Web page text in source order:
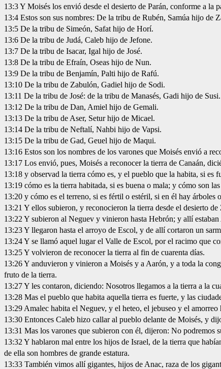
13:3 Y Moisés los envió desde el desierto de Parán, conforme a la
13:4 Estos son sus nombres: De la tribu de Rubén, Samúa hijo de
13:5 De la tribu de Simeón, Safat hijo de Horí.
13:6 De la tribu de Judá, Caleb hijo de Jefone.
13:7 De la tribu de Isacar, Igal hijo de José.
13:8 De la tribu de Efraín, Oseas hijo de Nun.
13:9 De la tribu de Benjamín, Palti hijo de Rafú.
13:10 De la tribu de Zabulón, Gadiel hijo de Sodi.
13:11 De la tribu de José: de la tribu de Manasés, Gadi hijo de Susi.
13:12 De la tribu de Dan, Amiel hijo de Gemali.
13:13 De la tribu de Aser, Setur hijo de Micael.
13:14 De la tribu de Neftalí, Nahbi hijo de Vapsi.
13:15 De la tribu de Gad, Geuel hijo de Maqui.
13:16 Estos son los nombres de los varones que Moisés envió a
13:17 Los envió, pues, Moisés a reconocer la tierra de Canaán,
13:18 y observad la tierra cómo es, y el pueblo que la habita, si es
13:19 cómo es la tierra habitada, si es buena o mala; y cómo son
13:20 y cómo es el terreno, si es fértil o estéril, si en él hay
13:21 Y ellos subieron, y reconocieron la tierra desde el desierto
13:22 Y subieron al Neguev y vinieron hasta Hebrón; y allí
13:23 Y llegaron hasta el arroyo de Escol, y de allí cortaron un
13:24 Y se llamó aquel lugar el Valle de Escol, por el racimo que
13:25 Y volvieron de reconocer la tierra al fin de cuarenta días.
13:26 Y anduvieron y vinieron a Moisés y a Aarón, y a toda la
fruto de la tierra.
13:27 Y les contaron, diciendo: Nosotros llegamos a la tierra a la
13:28 Mas el pueblo que habita aquella tierra es fuerte, y las
13:29 Amalec habita el Neguev, y el heteo, el jebuseo y el
13:30 Entonces Caleb hizo callar al pueblo delante de Moisés, y
13:31 Mas los varones que subieron con él, dijeron: No podremos
13:32 Y hablaron mal entre los hijos de Israel, de la tierra que
de ella son hombres de grande estatura.
13:33 También vimos allí gigantes, hijos de Anac, raza de los